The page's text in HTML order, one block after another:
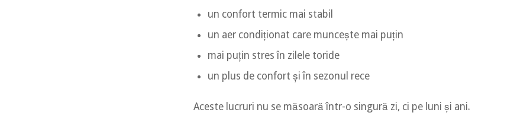
un confort termic mai stabil
un aer condiționat care muncește mai puțin
mai puțin stres în zilele toride
un plus de confort și în sezonul rece
Aceste lucruri nu se măsoară într-o singură zi, ci pe luni și ani.